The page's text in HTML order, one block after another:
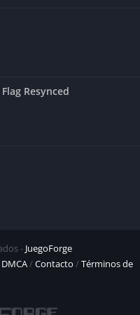
Resynced
- JuegoForge
DMCA/Contacto /Términos de